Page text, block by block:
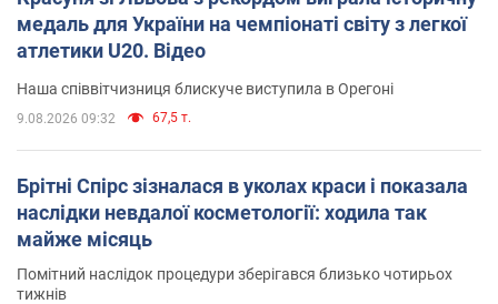
медаль для України на чемпіонаті світу з легкої
атлетики U20. Відео
Наша співвітчизниця блискуче виступила в Орегоні
9.08.2026 09:32 67,5 т.
Брітні Спірс зізналася в уколах краси і показала
наслідки невдалої косметології: ходила так
майже місяць
Помітний наслідок процедури зберігався близько чотирьох
тижнів